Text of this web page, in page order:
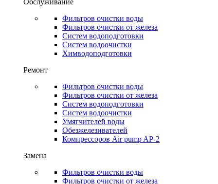
Обслуживание
Фильтров очистки воды
Фильтров очистки от железа
Систем водоподготовки
Систем водоочистки
Химводоподготовки
Ремонт
Фильтров очистки воды
Фильтров очистки от железа
Систем водоподготовки
Систем водоочистки
Умягчителей воды
Обезжелезивателей
Компрессоров Air pump AP-2
Замена
Фильтров очистки воды
Фильтров очистки от железа